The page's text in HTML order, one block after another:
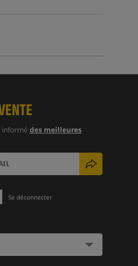
informé des meilleures
Se déconnecter